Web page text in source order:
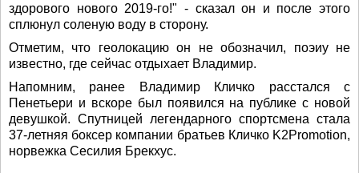
здорового нового 2019-го!" - сказал он и после этого
сплюнул соленую воду в сторону.
Отметим, что геолокацию он не обозначил, поэиу не
известно, где сейчас отдыхает Владимир.
Напомним, ранее Владимир Кличко расстался с
Пенетьери и вскоре был появился на публике с новой
девушкой. Спутницей легендарного спортсмена стала
37-летняя боксер компании братьев Кличко K2Promotion,
норвежка Сесилия Брекхус.